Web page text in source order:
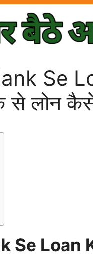
Se
से लोन
Loan